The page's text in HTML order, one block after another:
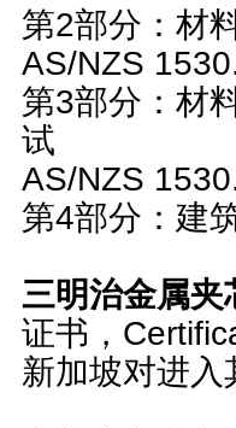
第2部分：材
AS/NZS
第3部分：材
试
AS/NZS
第4部分：建
三明治金属夹
证书，
新加坡对进